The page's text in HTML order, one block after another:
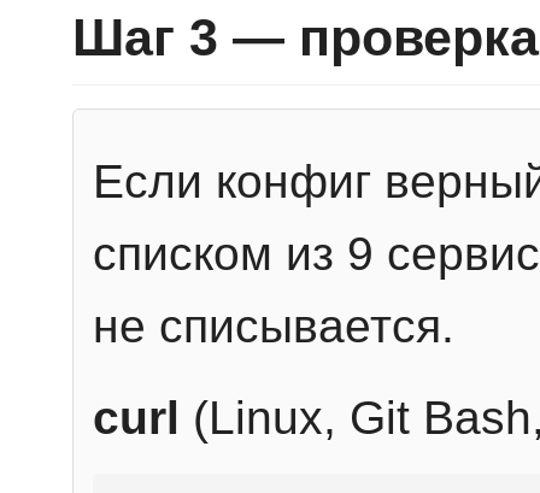
Шаг 3 — проверка
Если конфиг
списком из 9
не списывается.
curl (Linux, Git